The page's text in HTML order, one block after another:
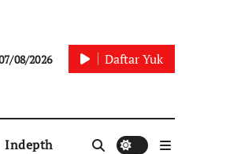
08/2026 Daftar Yuk
Indepth